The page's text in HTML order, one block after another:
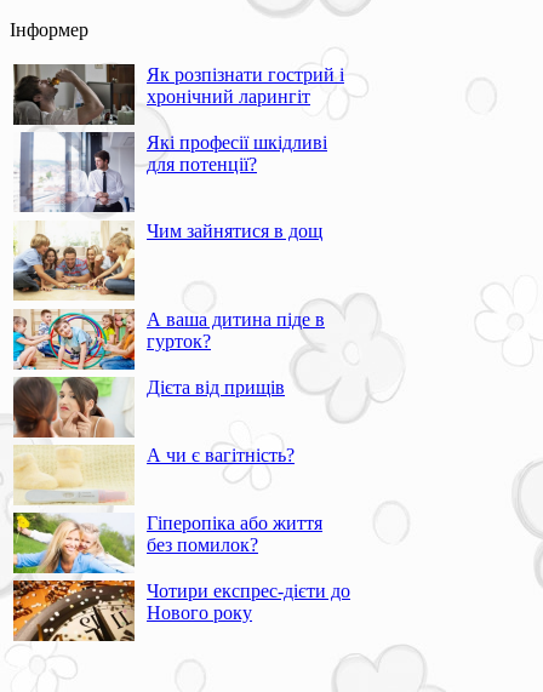
Інформер
Як розпізнати гострий і
хронічний ларингіт
Які професії шкідливі
для потенції?
Чим зайнятися в дощ
А ваша дитина піде в
гурток?
Дієта від прищів
А чи є вагітність?
Гіперопіка або життя
без помилок?
Чотири експрес-дієти до
Нового року